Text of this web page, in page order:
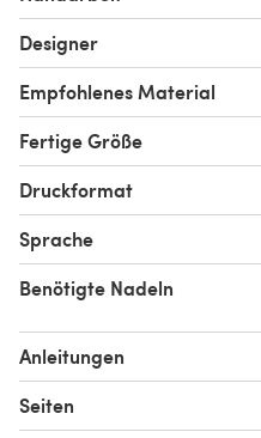
Designer
Empfohlenes Material
Fertige Größe
Druckformat
Sprache
Benötigte Nadeln
Anleitungen
Seiten